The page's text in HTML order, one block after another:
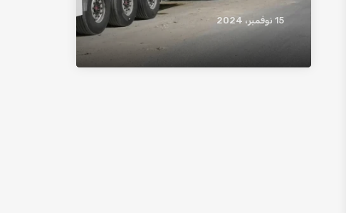
15 نوفمبر، 2024